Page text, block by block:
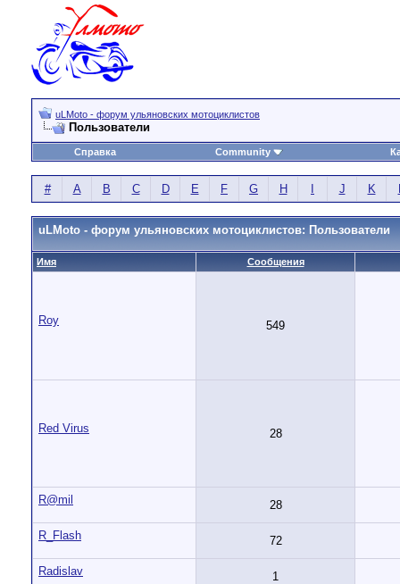
uLMoto - форум ульяновских мотоциклистов
Пользователи
Справка Community
# A B C D E F G H J K
uLMoto - форум ульяновских мотоциклистов: Пользователи
Имя Сообщения
Roy 549
Red Virus 28
R@mil 28
R_Flash 72
Radislav 1